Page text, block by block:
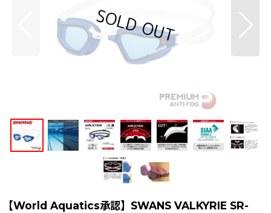
【World Aquatics承認】SWANS VALKYRIE SR-